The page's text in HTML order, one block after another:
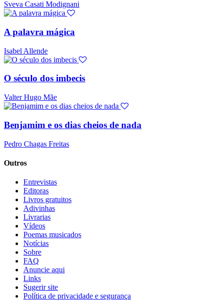
Sveva Casati Modignani
A palavra mágica
Isabel Allende
O século dos imbecis
Valter Hugo Mãe
Benjamim e os dias cheios de nada
Pedro Chagas Freitas
Outros
Entrevistas
Editoras
Livros gratuitos
Adivinhas
Livrarias
Vídeos
Poemas musicados
Notícias
Sobre
FAQ
Anuncie aqui
Links
Sugerir site
Política de privacidade e segurança